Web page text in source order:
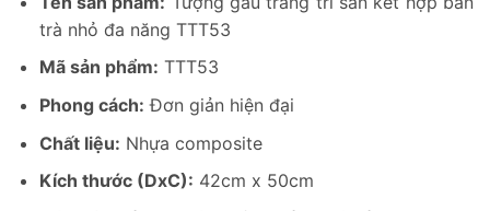
trà nhỏ đa năng TTT53
Mã sản phẩm: TTT53
Phong cách: Đơn giản hiện đại
Chất liệu: Nhựa composite
Kích thước (DxC): 42cm x 50cm